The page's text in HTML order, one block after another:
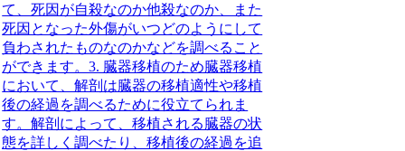
て、死因が自殺なのか他殺なのか、また
死因となった外傷がいつどのようにして
負わされたものなのかなどを調べること
ができます。3. 臓器移植のため臓器移植
において、解剖は臓器の移植適性や移植
後の経過を調べるために役立てられま
す。解剖によって、移植される臓器の状
態を詳しく調べたり、移植後の経過を追